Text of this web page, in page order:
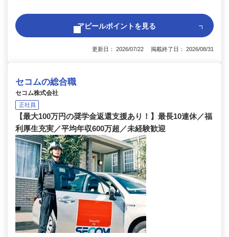
アピールポイントを見る
更新日： 2026/07/22 掲載終了日： 2026/08/31
セコムの総合職
セコム株式会社
正社員
【最大100万円の奨学金返還支援あり！】最長10連休／福
利厚生充実／平均年収600万超／未経験歓迎